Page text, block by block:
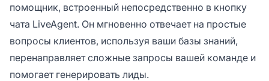
помощник, встроенный непосредственно в кнопку
чата LiveAgent. Он мгновенно отвечает на простые
вопросы клиентов, используя ваши базы знаний,
перенаправляет сложные запросы вашей команде и
помогает генерировать лиды.